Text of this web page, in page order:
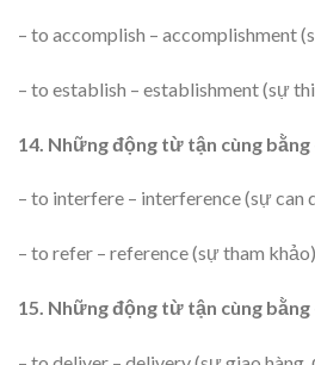
– to accomplish – accomplishment
– to establish – establishment (sự
14. Những động từ tận cùng
– to interfere – interference (sự can
– to refer – reference (sự tham khảo)
15. Những động từ tận cùng